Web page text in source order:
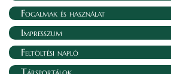
Fogalmak és használat
Impresszum
Feltöltési napló
Társportálok